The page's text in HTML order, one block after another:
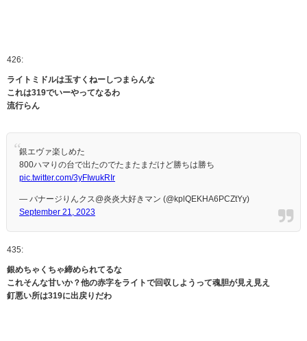
426:
ライトミドルは玉すくねーしつまらんな
これは319でいーやってなるわ
流行らん
銀エヴァ楽しめた
800ハマりの台で出たのでたまたまだけど勝ちは勝ち
pic.twitter.com/3yFIwukRIr
— バナージりんクス@炎炎大好きマン (@kplQEKHA6PCZtYy)
September 21, 2023
435:
銀めちゃくちゃ締められてるな
これそんな甘いか？他の赤字をライトで回収しようって魂胆が見え見え
釘悪い所は319に出戻りだわ